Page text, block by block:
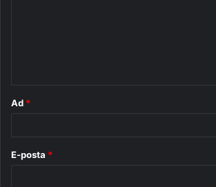
Ad *
E-posta *